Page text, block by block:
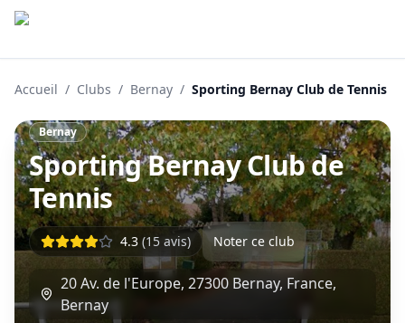
Accueil / Clubs / Bernay / Sporting Bernay Club de Tennis
Bernay
Sporting Bernay Club de
Tennis
4.3 (15 avis) Noter ce club
20 Av. de l'Europe, 27300 Bernay, France,
Bernay